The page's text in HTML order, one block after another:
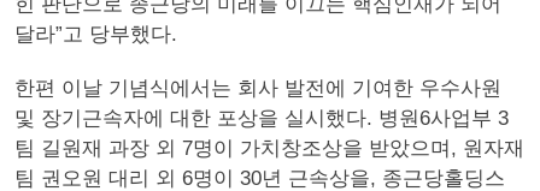
달라”고 당부했다.
한편 이날 기념식에서는 회사 발전에 기여한 우수사원
및 장기근속자에 대한 포상을 실시했다. 병원6사업부 3
팀 길원재 과장 외 7명이 가치창조상을 받았으며, 원자재
팀 권오원 대리 외 6명이 30년 근속상을, 종근당홀딩스